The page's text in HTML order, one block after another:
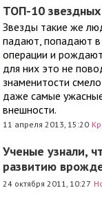
ТОП-10
Звезды такие же
падают, попадают в
операции и
для них это не
знаменитости
даже самые
внешности.
11 апреля 2013, 15:20
Ученые узнали,
развитию
24 октября 2011, 10:27